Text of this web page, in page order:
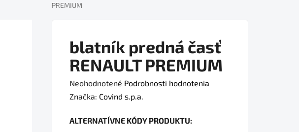
Domov
PREMIUM
blatník predná časť
RENAULT PREMIUM
Priemerné
hodnotenie
je
Neohodnotené Podrobnosti hodnotenia
Značka: Covind s.p.a.
ALTERNATÍVNE KÓDY PRODUKTU: